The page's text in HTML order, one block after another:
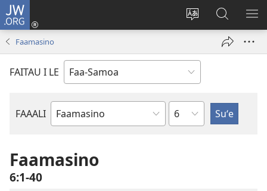
JW.ORG
Sui
gagana
o
le
tafaʻilagi
Log
isi
Suʻe
le
Faamasino
FAITAU I LE
FAAALI
Tusi
Tusi
Mataupu
Faamasino
6:1-40